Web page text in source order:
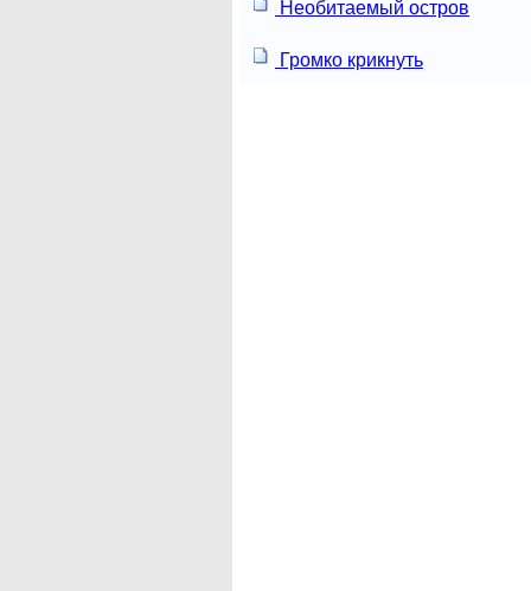
Необитаемый остров
Громко крикнуть